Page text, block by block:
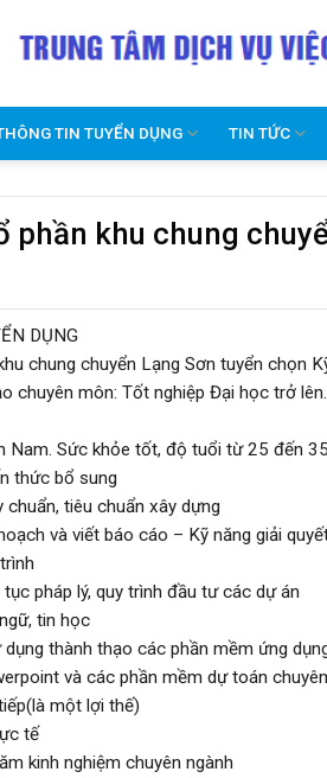
TIN TUYỂN DỤNG TIN TỨC
phần khu chung
DỤNG
chung chuyển Lạng Sơn tuyển chọn
chuyên môn: Tốt nghiệp Đại học trở
Nam. Sức khỏe tốt, độ tuổi từ 25 đến
thức bổ sung
tiêu chuẩn xây dựng
và viết báo cáo – Kỹ năng giải
pháp lý, quy trình đầu tư các dự án
tin học
thành thạo các phần mềm ứng
và các phần mềm dự toán
một lợi thế)
tế
kinh nghiệm chuyên ngành